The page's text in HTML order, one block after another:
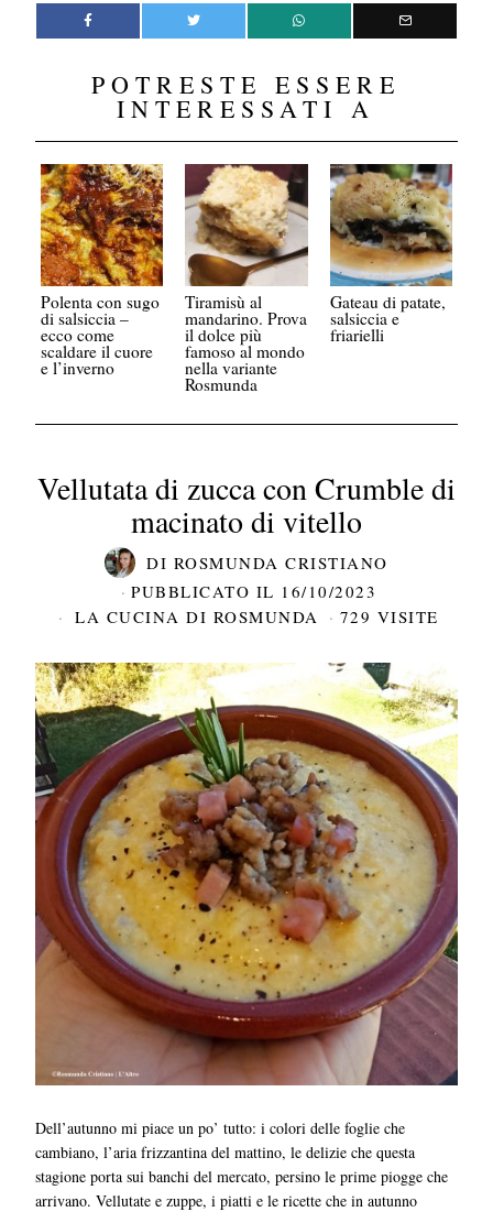
POTRESTE ESSERE
INTERESSATI A
Polenta con sugo
di salsiccia –
ecco come
scaldare il cuore
e l’inverno
Tiramisù al
mandarino. Prova
il dolce più
famoso al mondo
nella variante
Rosmunda
Gateau di patate,
salsiccia e
friarielli
Vellutata di zucca con Crumble di
macinato di vitello
DI ROSMUNDA CRISTIANO
PUBBLICATO IL 16/10/2023
LA CUCINA DI ROSMUNDA
729 VISITE
Dell’autunno mi piace un po’ tutto: i colori delle foglie che
cambiano, l’aria frizzantina del mattino, le delizie che questa
stagione porta sui banchi del mercato, persino le prime piogge che
arrivano. Vellutate e zuppe, i piatti e le ricette che in autunno